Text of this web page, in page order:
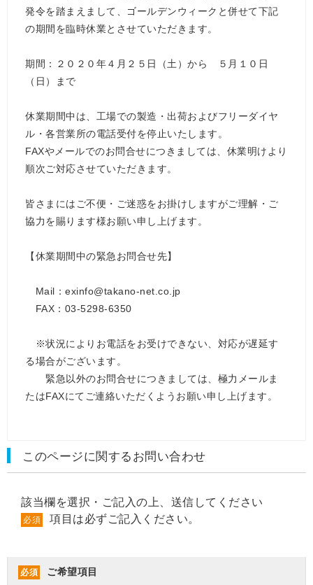
発令を踏まえまして、ゴールデンウィークと併せて下記
の期間を臨時休業とさせていただきます。
期間：２０２０年４月２５日（土）から ５月１０日
（日）まで
休業期間中は、工場での製造・出荷およびフリーダイヤ
ル・各営業所の電話受付を停止いたします。
FAXやメールでのお問合せにつきましては、休業明けより
順次ご対応させていただきます。
皆さまにはご不便・ご迷惑をお掛けしますがご理解・ご
協力を賜ります様お願い申し上げます。
【休業期間中の緊急お問合せ先】
Mail：exinfo@takano-net.co.jp
FAX：03-5298-6350
※状況によりお電話をお受けできない、対応が遅延す
る場合がございます。
緊急以外のお問合せにつきましては、極力メールま
たはFAXにてご連絡いただくようお願い申し上げます。
このページに関するお問い合わせ
該当欄を選択・ご記入の上、送信してください
必須 項目は必ずご記入ください。
必須 ご希望項目